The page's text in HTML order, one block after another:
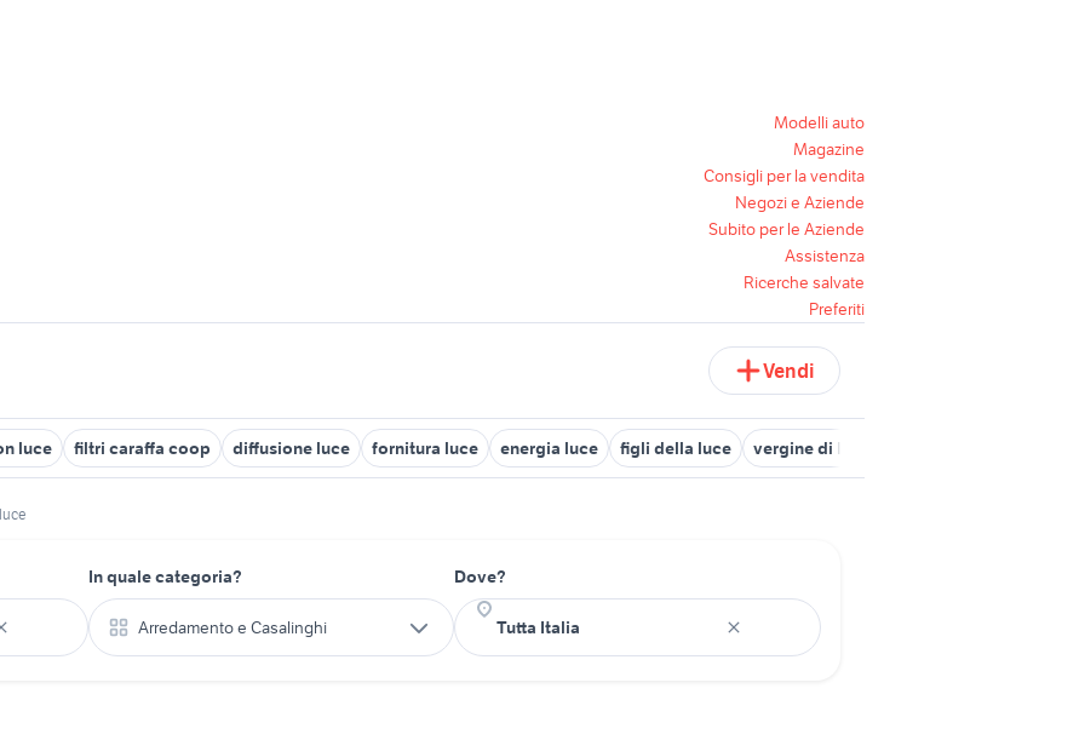
Modelli auto
Magazine
Consigli per la vendita
Negozi e Aziende
Subito per le Aziende
Assistenza
Ricerche salvate
Preferiti
Vendi
luce filtri caraffa coop diffusione luce fornitura luce energia luce figli della luce vergine di luce
In quale categoria?
Arredamento e Casalinghi
Dove?